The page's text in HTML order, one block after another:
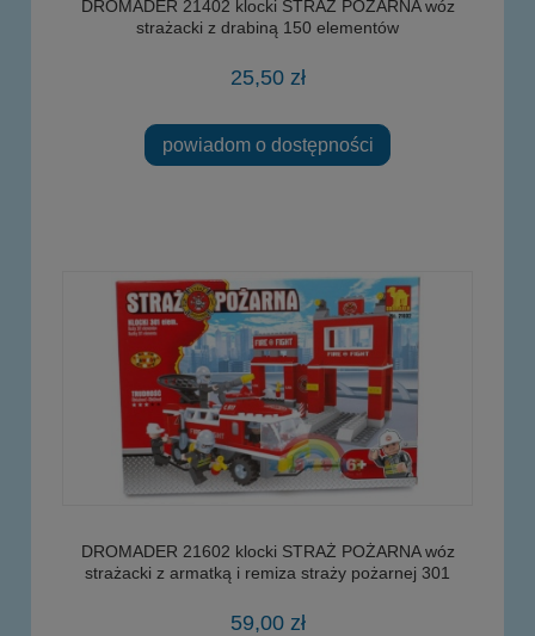
DROMADER 21402 klocki STRAŻ POŻARNA wóz
strażacki z drabiną 150 elementów
25,50 zł
powiadom o dostępności
DROMADER 21602 klocki STRAŻ POŻARNA wóz
strażacki z armatką i remiza straży pożarnej 301
59,00 zł